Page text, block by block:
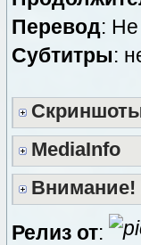
Перевод: Не
Cубтитры:
MediaInfo
Внимание!
Релиз от: